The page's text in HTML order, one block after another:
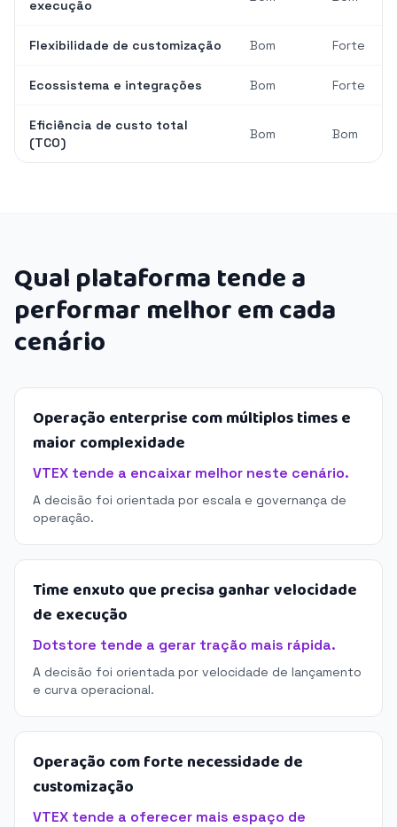
execução
Flexibilidade de customização Bom Forte
Ecossistema e integrações Bom Forte
Eficiência de custo total
(TCO)
Bom Bom
Qual plataforma tende a
performar melhor em cada
cenário
Operação enterprise com múltiplos times e
maior complexidade
VTEX tende a encaixar melhor neste cenário.
A decisão foi orientada por escala e governança de
operação.
Time enxuto que precisa ganhar velocidade
de execução
Dotstore tende a gerar tração mais rápida.
A decisão foi orientada por velocidade de lançamento
e curva operacional.
Operação com forte necessidade de
customização
VTEX tende a oferecer mais espaço de